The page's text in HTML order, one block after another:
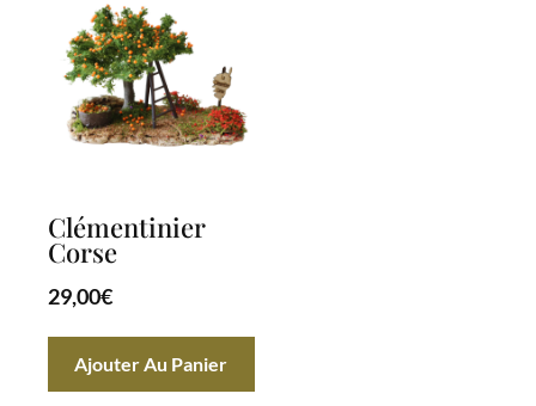
Clémentinier
Corse
29,00€
Ajouter Au Panier